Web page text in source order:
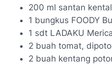
200 ml santan kental
1 bungkus FOODY
1 sdt LADAKU
2 buah tomat,
2 buah kentang